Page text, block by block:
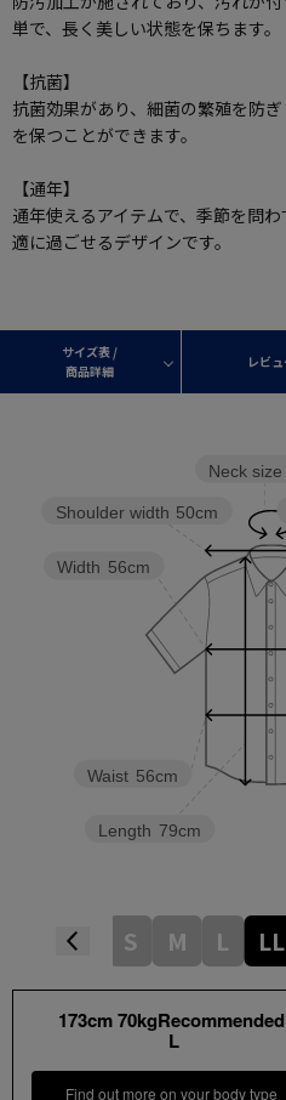
単で、長く美しい状態を保ちます。
【抗菌】
抗菌効果があり、細菌の繁殖を防
を保つことができます。
【通年】
通年使えるアイテムで、季節を問
適に過ごせるデザインです。
サイズ表 /
商品詳細
レビュ
Neck size
Length 79cm
Waist 56cm
Width 56cm
Shoulder width 50cm
S M L LL
173cm 70kgRecommended
L
Find out more on your body type